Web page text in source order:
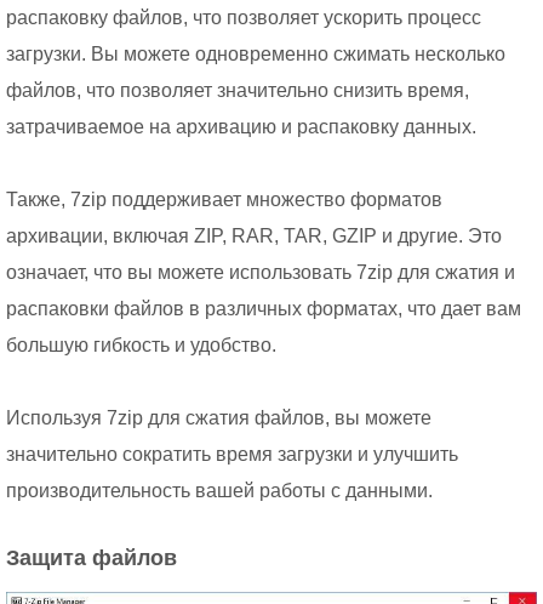
распаковку файлов, что позволяет ускорить процесс
загрузки. Вы можете одновременно сжимать несколько
файлов, что позволяет значительно снизить время,
затрачиваемое на архивацию и распаковку данных.
Также, 7zip поддерживает множество форматов
архивации, включая ZIP, RAR, TAR, GZIP и другие. Это
означает, что вы можете использовать 7zip для сжатия и
распаковки файлов в различных форматах, что дает вам
большую гибкость и удобство.
Используя 7zip для сжатия файлов, вы можете
значительно сократить время загрузки и улучшить
производительность вашей работы с данными.
Защита файлов